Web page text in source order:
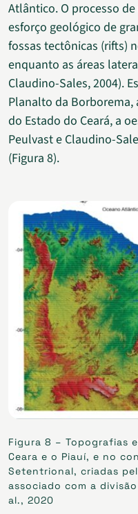
Atlântico. O processo
esforço geológico de
fossas tectônicas (rifts)
enquanto as áreas
Claudino-Sales, 2004).
Planalto da Borborema,
do Estado do Ceará, a
Peulvast e Claudino-
(Figura 8).
Figura 8 – Topografias
Ceara e o Piauí, e no
Setentrional, criadas
associado com a
al., 2020